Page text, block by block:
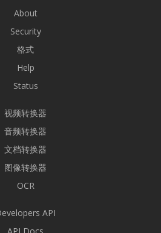
About
Security
格式
Help
Status
视频转换器
音频转换器
文档转换器
图像转换器
OCR
API